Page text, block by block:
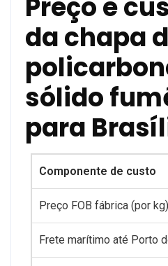
Preço e
da chapa
sólido
para
Componente de custo
Preço FOB fábrica (por kg)
Frete marítimo até Porto